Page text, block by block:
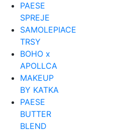
PAESE
SPREJE
SAMOLEPIACE
TRSY
BOHO x
APOLLCA
MAKEUP
BY KATKA
PAESE
BUTTER
BLEND